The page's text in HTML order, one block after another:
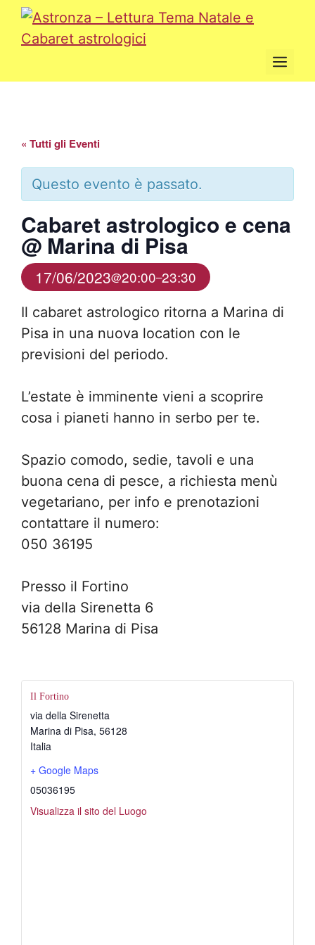
« Tutti gli Eventi
Questo evento è passato.
Cabaret astrologico e cena
@ Marina di Pisa
17/06/2023@20:00–23:30
Il cabaret astrologico ritorna a Marina di
Pisa in una nuova location con le
previsioni del periodo.
L’estate è imminente vieni a scoprire
cosa i pianeti hanno in serbo per te.
Spazio comodo, sedie, tavoli e una
buona cena di pesce, a richiesta menù
vegetariano, per info e prenotazioni
contattare il numero:
050 36195
Presso il Fortino
via della Sirenetta 6
56128 Marina di Pisa
Il Fortino
via della Sirenetta
Marina di Pisa, 56128
Italia
+ Google Maps
05036195
Visualizza il sito del Luogo